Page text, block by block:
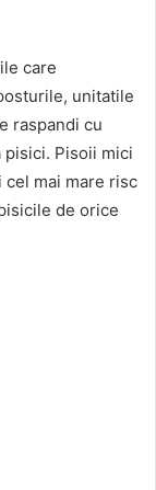
care
unitatile
raspandi cu
pisici. Pisoii mici
mai mare risc
de orice